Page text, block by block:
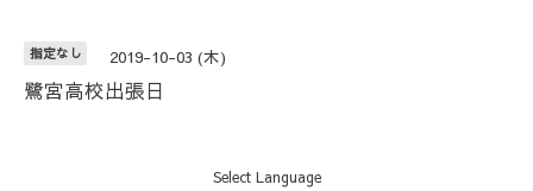
指定なし 2019-10-03 (木)
鷺宮高校出張日
Select Language